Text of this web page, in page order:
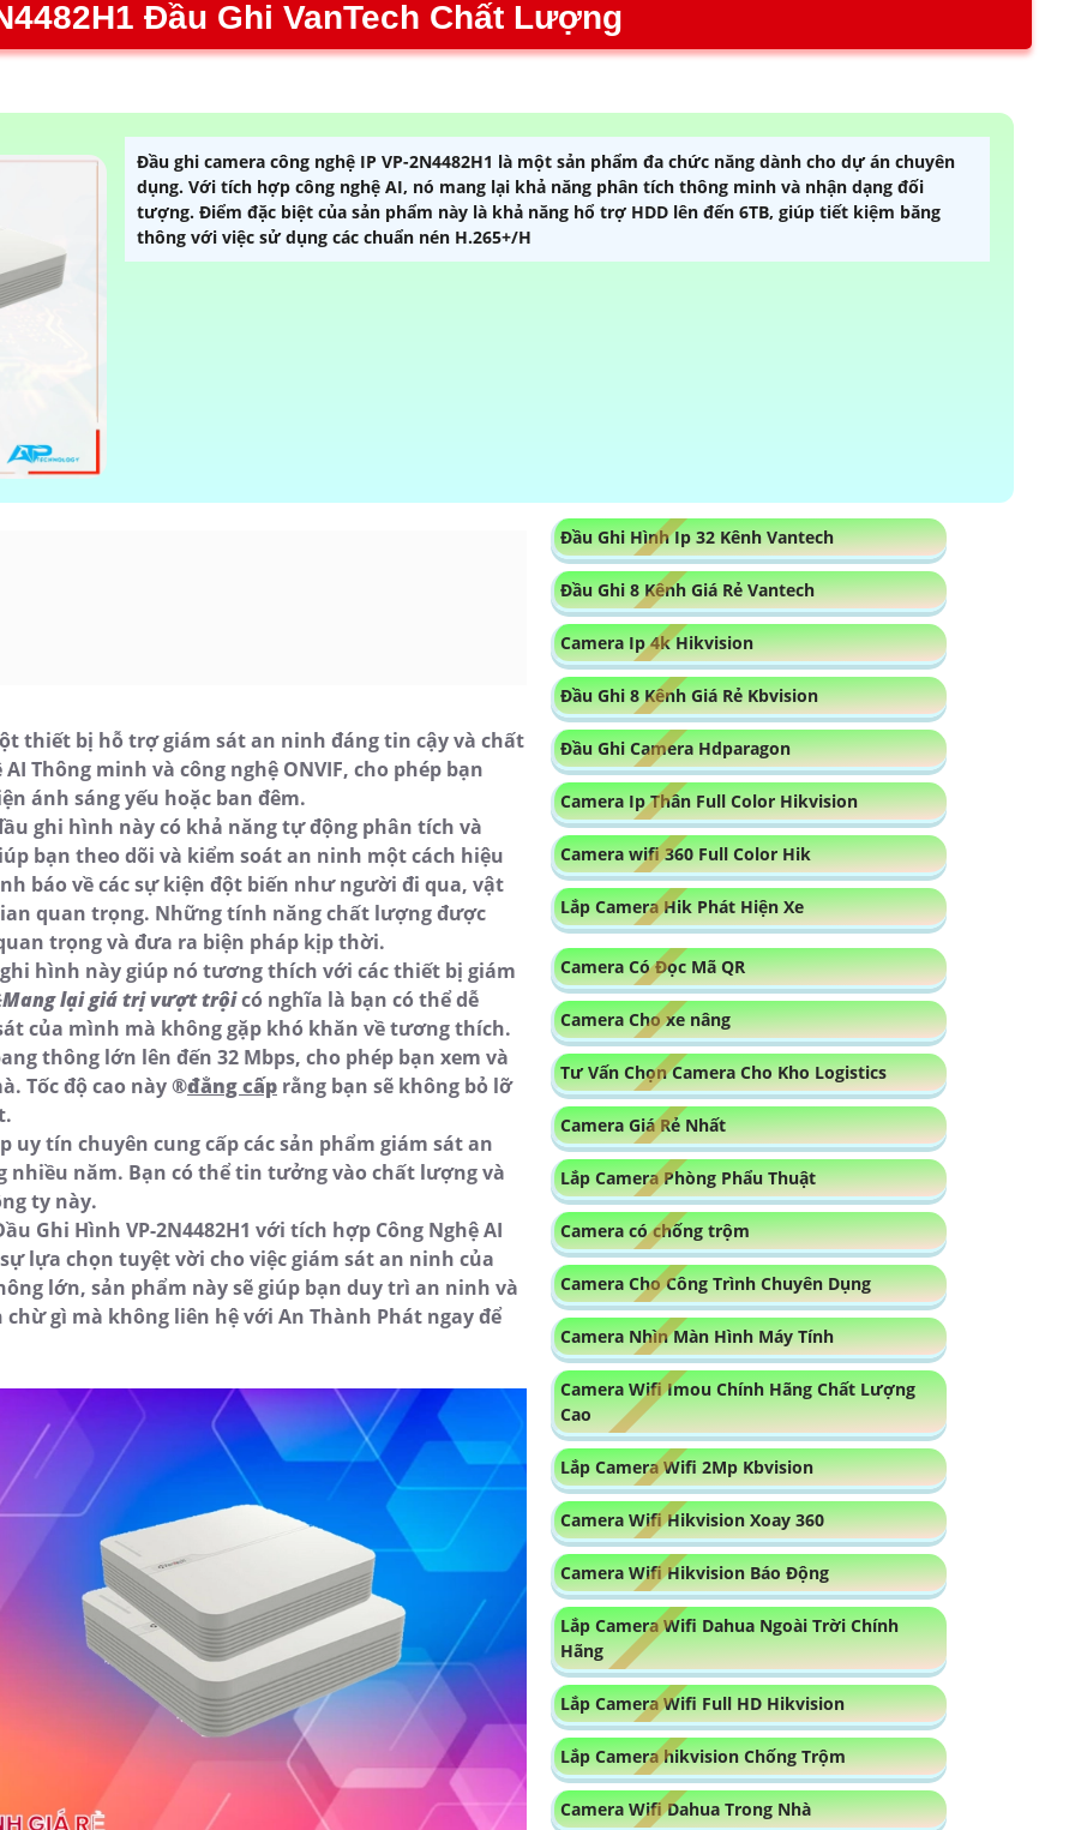
Đầu Ghi VanTech Chất Lượng
Đầu ghi camera công nghệ IP VP-2N4482H1 là một sản phẩm đa chức năng dành cho dự án chuyên
dụng. Với tích hợp công nghệ AI, nó mang lại khả năng phân tích thông minh và nhận dạng đối
tượng. Điểm đặc biệt của sản phẩm này là khả năng hổ trợ HDD lên đến 6TB, giúp tiết kiệm băng
thông với việc sử dụng các chuẩn nén H.265+/H
thiết bị hỗ trợ giám sát an ninh đáng tin cậy và chất
Thông minh và công nghệ ONVIF, cho phép bạn
ánh sáng yếu hoặc ban đêm.
ghi hình này có khả năng tự động phân tích và
bạn theo dõi và kiểm soát an ninh một cách hiệu
báo về các sự kiện đột biến như người đi qua, vật
quan trọng. Những tính năng chất lượng được
trọng và đưa ra biện pháp kịp thời.
hình này giúp nó tương thích với các thiết bị giám
Mang lại giá trị vượt trộicó nghĩa là bạn có thể dễ
của mình mà không gặp khó khăn về tương thích.
thông lớn lên đến 32 Mbps, cho phép bạn xem và
Tốc độ cao này ®️đẳng cấp rằng bạn sẽ không bỏ lỡ
uy tín chuyên cung cấp các sản phẩm giám sát an
năm. Bạn có thể tin tưởng vào chất lượng và
ty này.
Ghi Hình VP-2N4482H1 với tích hợp Công Nghệ AI
lựa chọn tuyệt vời cho việc giám sát an ninh của
lớn, sản phẩm này sẽ giúp bạn duy trì an ninh và
gì mà không liên hệ với An Thành Phát ngay để
Đầu Ghi Hình Ip 32 Kênh Vantech
Đầu Ghi 8 Kênh Giá Rẻ Vantech
Camera Ip 4k Hikvision
Đầu Ghi 8 Kênh Giá Rẻ Kbvision
Đầu Ghi Camera Hdparagon
Camera Ip Thân Full Color Hikvision
Camera wifi 360 Full Color Hik
Lắp Camera Hik Phát Hiện Xe
Camera Có Đọc Mã QR
Camera Cho xe nâng
Tư Vấn Chọn Camera Cho Kho Logistics
Camera Giá Rẻ Nhất
Lắp Camera Phòng Phẩu Thuật
Camera có chống trộm
Camera Cho Công Trình Chuyên Dụng
Camera Nhìn Màn Hình Máy Tính
Camera Wifi Imou Chính Hãng Chất Lượng
Cao
Lắp Camera Wifi 2Mp Kbvision
Camera Wifi Hikvision Xoay 360
Camera Wifi Hikvision Báo Động
Lắp Camera Wifi Dahua Ngoài Trời Chính
Hãng
Lắp Camera Wifi Full HD Hikvision
Lắp Camera hikvision Chống Trộm
Camera Wifi Dahua Trong Nhà